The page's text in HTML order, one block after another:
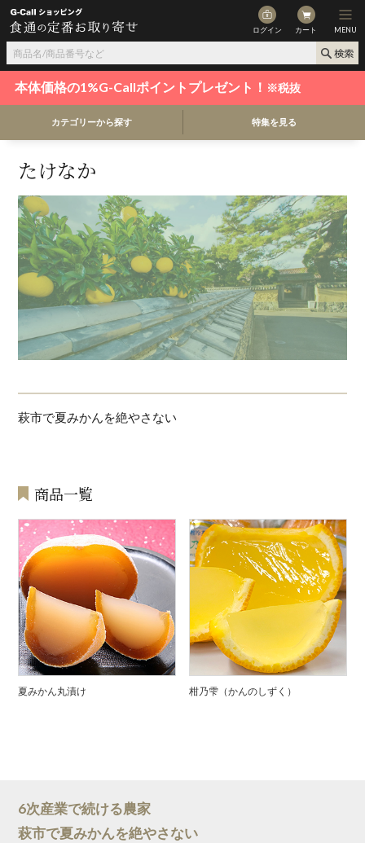
ログイン カート MENU
本体価格の1%G-Callポイントプレゼント！ ※税抜
カテゴリーから探す 特集を見る
たけなか
萩市で夏みかんを絶やさない
商品一覧
夏みかん丸漬け 柑乃雫（かんのしずく）
6次産業で続ける農家
萩市で夏みかんを絶やさない